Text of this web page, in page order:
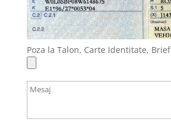
Poza la Talon, Carte Identitate, Brief